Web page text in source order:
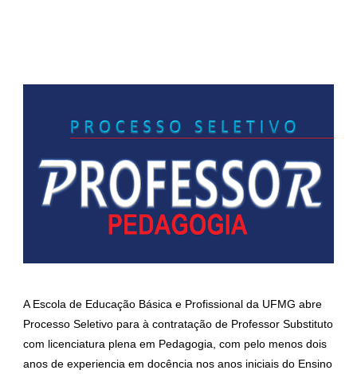
A Escola de Educação Básica e Profissional da UFMG abre
Processo Seletivo para à contratação de Professor Substituto
com licenciatura plena em Pedagogia, com pelo menos dois
anos de experiencia em docência nos anos iniciais do Ensino